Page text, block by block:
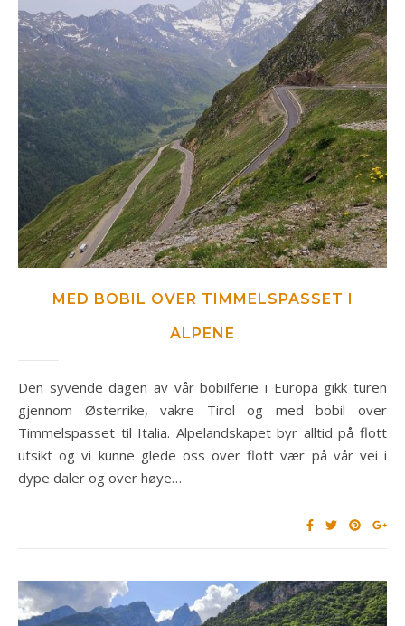
MED BOBIL OVER TIMMELSPASSET I
ALPENE
Den syvende dagen av vår bobilferie i Europa gikk turen
gjennom Østerrike, vakre Tirol og med bobil over
Timmelspasset til Italia. Alpelandskapet byr alltid på flott
utsikt og vi kunne glede oss over flott vær på vår vei i
dype daler og over høye…